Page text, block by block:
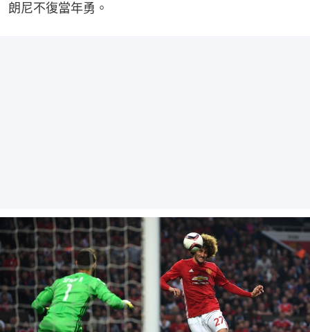
朗尼不復當年勇。